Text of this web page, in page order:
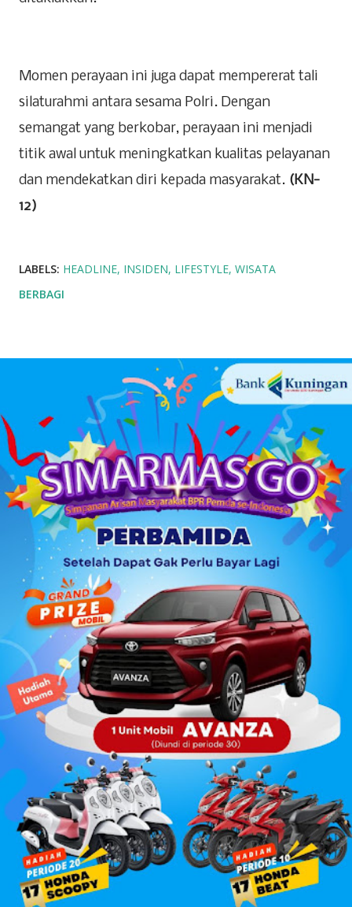
Momen perayaan ini juga dapat mempererat tali
silaturahmi antara sesama Polri. Dengan
semangat yang berkobar, perayaan ini menjadi
titik awal untuk meningkatkan kualitas pelayanan
dan mendekatkan diri kepada masyarakat. (KN-
12)
LABELS: HEADLINE INSIDEN LIFESTYLE WISATA
BERBAGI